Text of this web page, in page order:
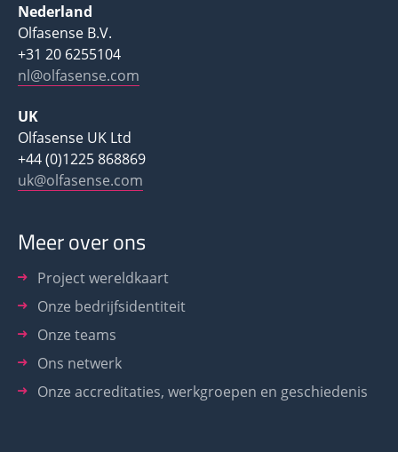
Nederland
Olfasense B.V.
+31 20 6255104
nl@olfasense.com
UK
Olfasense UK Ltd
+44 (0)1225 868869
uk@olfasense.com
Meer over ons
Project wereldkaart
Onze bedrijfsidentiteit
Onze teams
Ons netwerk
Onze accreditaties, werkgroepen en geschiedenis